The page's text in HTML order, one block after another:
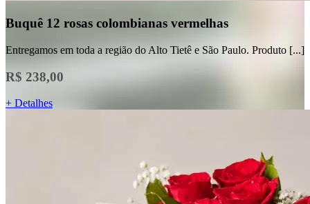
Buquê 12 rosas colombianas vermelhas
Entregamos em toda a região do Alto Tietê e São Paulo. Produto [...]
R$ 238,00
+ Detalhes